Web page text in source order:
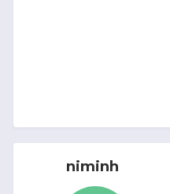
niminh